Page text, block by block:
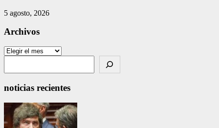
5 agosto, 2026
Archivos
Archivos
noticias recientes